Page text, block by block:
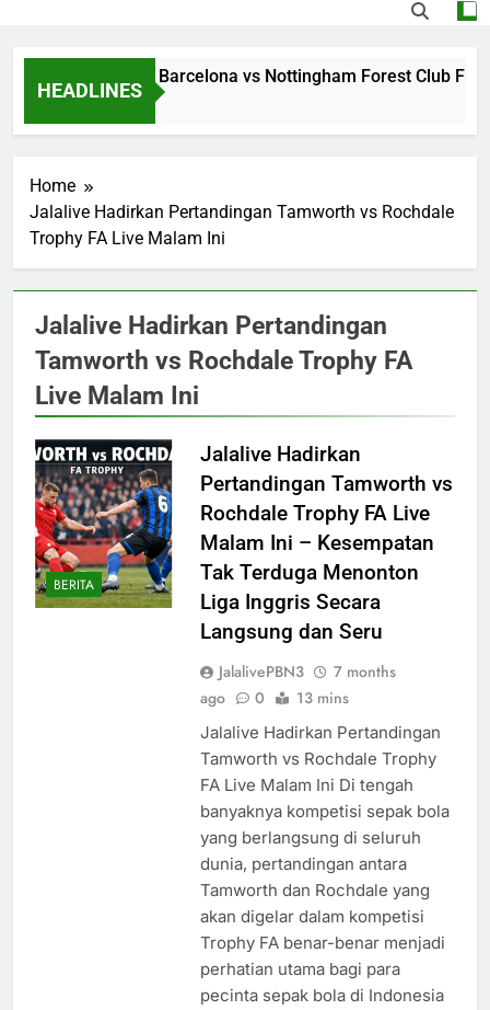
HEADLINES
Streaming Jalalive Barcelona vs Nottingham Forest Club
21 Hours Ago
Home
Jalalive Hadirkan Pertandingan Tamworth vs Rochdale
Trophy FA Live Malam Ini
Jalalive Hadirkan Pertandingan
Tamworth vs Rochdale Trophy FA
Live Malam Ini
BERITA
Jalalive Hadirkan
Pertandingan Tamworth vs
Rochdale Trophy FA Live
Malam Ini – Kesempatan
Tak Terduga Menonton
Liga Inggris Secara
Langsung dan Seru
JalalivePBN3
7 months
ago
0 13 mins
Jalalive Hadirkan Pertandingan
Tamworth vs Rochdale Trophy
FA Live Malam Ini Di tengah
banyaknya kompetisi sepak bola
yang berlangsung di seluruh
dunia, pertandingan antara
Tamworth dan Rochdale yang
akan digelar dalam kompetisi
Trophy FA benar-benar menjadi
perhatian utama bagi para
pecinta sepak bola di Indonesia